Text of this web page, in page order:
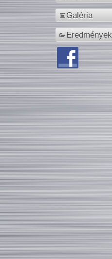
Galéria
Eredmények